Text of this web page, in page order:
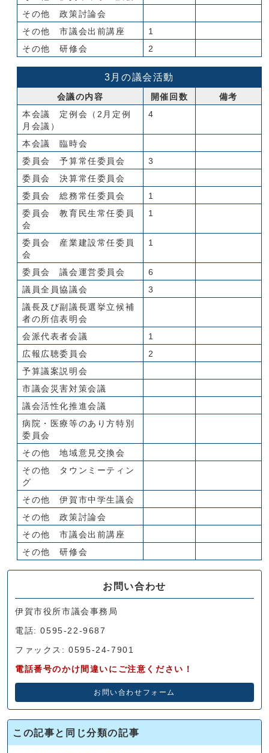
その他 政策討論会
その他 市議会出前講座
1
その他 研修会
2
3月の議会活動
会議の内容 開催回数
備考
本会議 定例会（2月定例
月会議）
4
本会議 臨時会
委員会 予算常任委員会
3
委員会 決算常任委員会
委員会 総務常任委員会
1
委員会 教育民生常任委員
会
1
委員会 産業建設常任委員
会
1
委員会 議会運営委員会
6
議員全員協議会
3
議長及び副議長選挙立候補
者の所信表明会
会派代表者会議
1
広報広聴委員会
2
予算議案説明会
市議会災害対策会議
議会活性化推進会議
病院・医療等のあり方特別
委員会
その他 地域意見交換会
その他 タウンミーティン
グ
その他 伊賀市中学生議会
その他 政策討論会
その他 市議会出前講座
その他 研修会
お問い合わせ
伊賀市役所市議会事務局
電話: 0595-22-9687
ファックス: 0595-24-7901
電話番号のかけ間違いにご注意ください！
お問い合わせフォーム
この記事と同じ分類の記事